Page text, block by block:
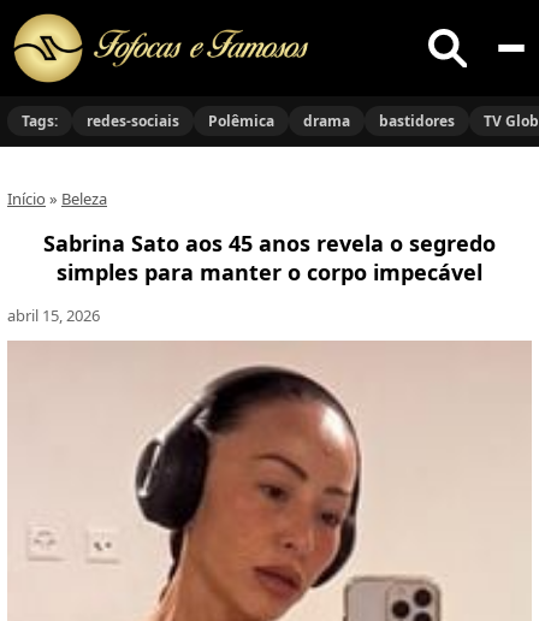
Buscar
no
Tags: redes-sociais Polêmica drama bastidores TV
Início » Beleza
Sabrina Sato aos 45 anos revela o segredo
simples para manter o corpo impecável
abril 15, 2026